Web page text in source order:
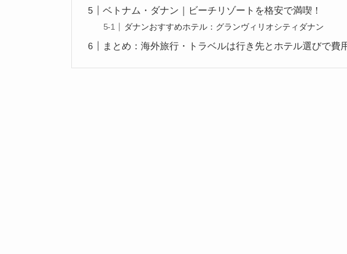
ベトナム・ダナン｜ビーチリゾートを格安で満喫！
ダナンおすすめホテル：グランヴィリオシティダナン
まとめ：海外旅行・トラベルは行き先とホテル選びで費